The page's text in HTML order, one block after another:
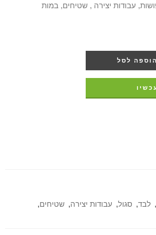
עבודות יצירה , שטיחים, במות
הוספה לסל
, לבד, סגול, עבודות יצירה, שטיחים,